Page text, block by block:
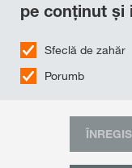
pe conținut și
Sfeclă de zahăr
Porumb